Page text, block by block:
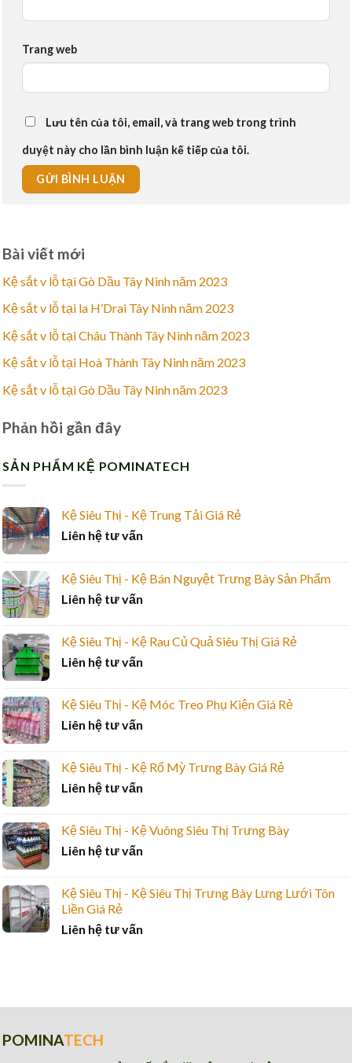
Trang web
Lưu tên của tôi, email, và trang web trong trình
duyệt này cho lần bình luận kế tiếp của tôi.
Bài viết mới
Kệ sắt v lỗ tại Gò Dầu Tây Ninh năm 2023
Kệ sắt v lỗ tại la H’Drai Tây Ninh năm 2023
Kệ sắt v lỗ tại Châu Thành Tây Ninh năm 2023
Kệ sắt v lỗ tại Hoà Thành Tây Ninh năm 2023
Kệ sắt v lỗ tại Gò Dầu Tây Ninh năm 2023
Phản hồi gần đây
SẢN PHẨM KỆ POMINATECH
Kệ Siêu Thị - Kệ Trung Tải Giá Rẻ
Liên hệ tư vấn
Kệ Siêu Thị - Kệ Bán Nguyệt Trưng Bày Sản Phẩm
Liên hệ tư vấn
Kệ Siêu Thị - Kệ Rau Củ Quả Siêu Thị Giá Rẻ
Liên hệ tư vấn
Kệ Siêu Thị - Kệ Móc Treo Phụ Kiện Giá Rẻ
Liên hệ tư vấn
Kệ Siêu Thị - Kệ Rổ Mỳ Trưng Bày Giá Rẻ
Liên hệ tư vấn
Kệ Siêu Thị - Kệ Vuông Siêu Thị Trưng Bày
Liên hệ tư vấn
Kệ Siêu Thị - Kệ Siêu Thị Trưng Bày Lưng Lưới Tôn
Liền Giá Rẻ
Liên hệ tư vấn
POMINATECH